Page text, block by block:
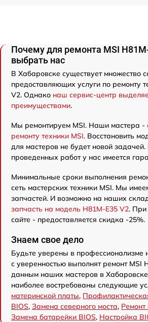
Почему для ремонта MSI
выбрать нас
В Хабаровске существует множество
предоставляющих услуги по ремонту
V2. Однако наш сервис-центр
преимуществами.
Мы ремонтируем MSI. Наши мастера -
ремонту техники MSI. Восстановить
для мастеров не будет новой
проведенных работ у нас имеется
Минимальные сроки выполнения
сеть мастерских техники MSI. Мы
запчастей. И возможно на наших
запчасть на модель H81M-E35 V2. При
сайте - предоставляется скидка -25%.
Знаем свое дело
Будьте уверены в профессионализме
с уверенностью выполнят ремонт MSI
данным наших мастеров в
наиболее востребованы следующие
материнской платы,
BIOS, Замена северного моста,
Замена батарейки BIOS, Настройка